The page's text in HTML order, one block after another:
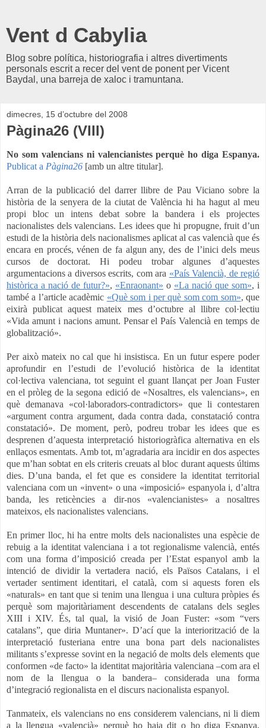
Vent d Cabylia
Blog sobre política, historiografia i altres divertiments
personals escrit a recer del vent de ponent per Vicent
Baydal, una barreja de xaloc i tramuntana.
dimecres, 15 d’octubre del 2008
Pàgina26 (VIII)
No som valencians ni valencianistes perquè ho diga Espanya.
Publicat a Pàgina26 [amb un altre titular].
Arran de la publicació del darrer llibre de Pau Viciano sobre la
història de la senyera de la ciutat de València hi ha hagut al meu
propi bloc un intens debat sobre la bandera i els projectes
nacionalistes dels valencians. Les idees que hi propugne, fruit d’un
estudi de la història dels nacionalismes aplicat al cas valencià que és
encara en procés, vénen de fa algun any, des de l’inici dels meus
cursos de doctorat. Hi podeu trobar algunes d’aquestes
argumentacions a diversos escrits, com ara «País Valencià, de regió
històrica a nació de futur?», «Enraonant» o «La nació que som», i
també a l’article acadèmic «Què som i per què som com som», que
eixirà publicat aquest mateix mes d’octubre al llibre col·lectiu
«Vida amunt i nacions amunt. Pensar el País Valencià en temps de
globalització».
Per això mateix no cal que hi insistisca. En un futur espere poder
aprofundir en l’estudi de l’evolució històrica de la identitat
col·lectiva valenciana, tot seguint el guant llançat per Joan Fuster
en el pròleg de la segona edició de «Nosaltres, els valencians», en
què demanava «col·laboradors-contradictors» que li contestaren
«argument contra argument, dada contra dada, constatació contra
constatació». De moment, però, podreu trobar les idees que es
desprenen d’aquesta interpretació historiogràfica alternativa en els
enllaços esmentats. Amb tot, m’agradaria ara incidir en dos aspectes
que m’han sobtat en els criteris creuats al bloc durant aquests últims
dies. D’una banda, el fet que es considere la identitat territorial
valenciana com un «invent» o una «imposició» espanyola i, d’altra
banda, les reticències a dir-nos «valencianistes» a nosaltres
mateixos, els nacionalistes valencians.
En primer lloc, hi ha entre molts dels nacionalistes una espècie de
rebuig a la identitat valenciana i a tot regionalisme valencià, entés
com una forma d’imposició creada per l’Estat espanyol amb la
intenció de dividir la vertadera nació, els Països Catalans, i el
vertader sentiment identitari, el català, com si aquests foren els
«naturals» en tant que si tenim una llengua i una cultura pròpies és
perquè som majoritàriament descendents de catalans dels segles
XIII i XIV. És, tal qual, la visió de Joan Fuster: «som “vers
catalans”, que diria Muntaner». D’ací que la interiorització de la
interpretació fusteriana entre una bona part dels nacionalistes
militants s’expresse sovint en la negació de molts dels elements que
conformen «de facto» la identitat majoritària valenciana –com ara el
nom de la llengua o la bandera– considerada una forma
d’integració regionalista en el discurs nacionalista espanyol.
Tanmateix, els valencians no ens considerem valencians, ni li diem
a la llengua «valencià» perquè ho haja dit o ho diga Espanya.